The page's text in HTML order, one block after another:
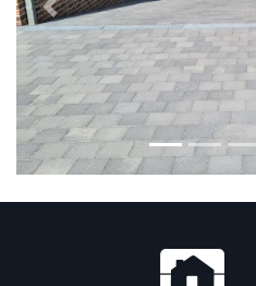
Previous